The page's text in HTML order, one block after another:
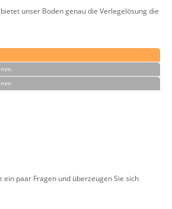
unser Boden genau die Verlegelösung die
ein paar Fragen und überzeugen Sie sich